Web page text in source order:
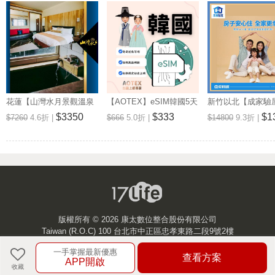
花蓮【山灣水月景觀溫泉
會館】景觀雙人房一泊一
食住宿券(MO)
$7260 4.6折 | $3350
【AOTEX】eSIM韓國5天
無限高速網路吃到飽兌換
券(MO)
$666 5.0折 | $333
新竹以北【成家驗
25坪 (三房格局)超
券 (MO)
$14800 9.3折 |
收藏
一手掌握最新優惠
APP開啟 查看方案
版權所有 © 2026 康太數位整合股份有限公司
Taiwan (R.O.C) 100 台北市中正區忠孝東路二段9號2樓